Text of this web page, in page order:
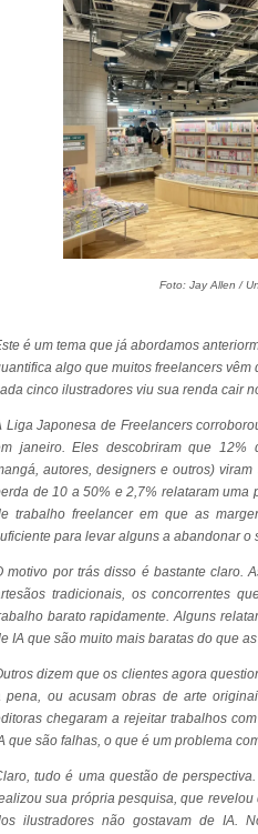
Foto: Jay Allen /
é um tema que já abordamos
algo que muitos freelancers vêm
cinco ilustradores viu sua renda cair
Liga Japonesa de Freelancers
janeiro. Eles descobriram que 12%
autores, designers e outros)
de 10 a 50% e 2,7% relataram uma
trabalho freelancer em que as
para levar alguns a abandonar o
motivo por trás disso é bastante claro.
tradicionais, os concorrentes
barato rapidamente. Alguns
IA que são muito mais baratas do que
dizem que os clientes agora
pena, ou acusam obras de arte
chegaram a rejeitar trabalhos
que são falhas, o que é um problema
tudo é uma questão de
sua própria pesquisa, que
ilustradores não gostavam de IA.